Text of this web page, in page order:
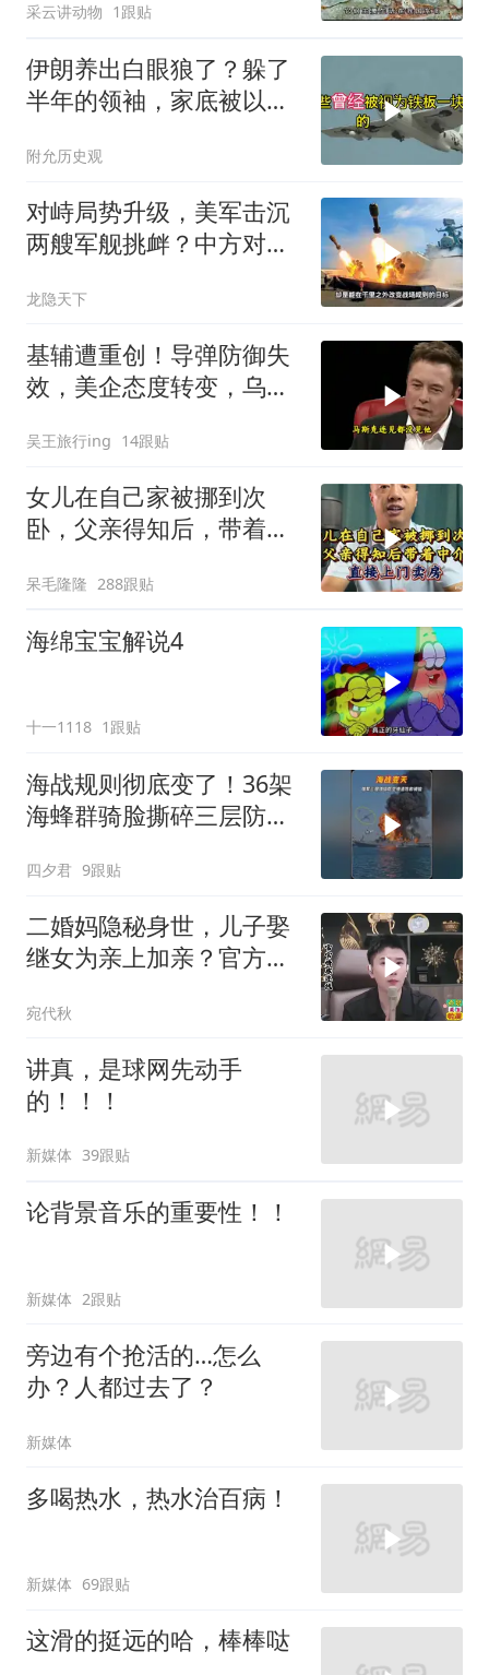
采云讲动物 1跟贴
伊朗养出白眼狼了？躲了
半年的领袖，家底被以色
附允历史观
对峙局势升级，美军击沉
两艘军舰挑衅？中方对美
龙隐天下
基辅遭重创！导弹防御失
效，美企态度转变，乌处
吴王旅行ing 14跟贴
女儿在自己家被挪到次
卧，父亲得知后，带着中
呆毛隆隆 288跟贴
海绵宝宝解说4
十一1118 1跟贴
海战规则彻底变了！36架
海蜂群骑脸撕碎三层防空
四夕君 9跟贴
二婚妈隐秘身世，儿子娶
继女为亲上加亲？官方怒
宛代秋
讲真，是球网先动手
的！！！
新媒体 39跟贴
论背景音乐的重要性！！
新媒体 2跟贴
旁边有个抢活的…怎么
办？人都过去了？
新媒体
多喝热水，热水治百病！
新媒体 69跟贴
这滑的挺远的哈，棒棒哒